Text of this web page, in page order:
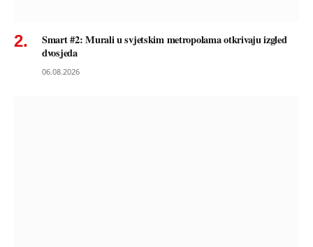
Smart #2: Murali u svjetskim metropolama otkrivaju izgled
dvosjeda
06.08.2026